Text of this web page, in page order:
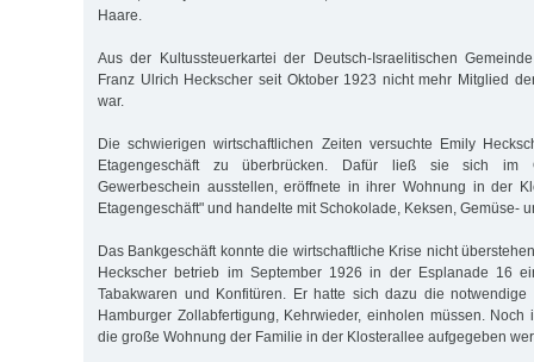
Haare.
Aus der Kultussteuerkartei der Deutsch-Israelitischen
Franz Ulrich Heckscher seit Oktober 1923 nicht mehr Mitglied
war.
Die schwierigen wirtschaftlichen Zeiten versuchte Emily
Etagengeschäft zu überbrücken. Dafür ließ sie sich im
Gewerbeschein ausstellen, eröffnete in ihrer Wohnung in der
Etagengeschäft" und handelte mit Schokolade, Keksen, Gemüse-
Das Bankgeschäft konnte die wirtschaftliche Krise nicht
Heckscher betrieb im September 1926 in der Esplanade 16
Tabakwaren und Konfitüren. Er hatte sich dazu die
Hamburger Zollabfertigung, Kehrwieder, einholen müssen. Noch
die große Wohnung der Familie in der Klosterallee aufgegeben